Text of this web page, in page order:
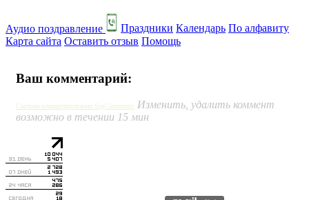
Аудио поздравление Праздники Календарь По алфавиту
Карта сайта Оставить отзыв Помощь
Ваш комментарий:
Система комментирования SigComments Изменить, удалить коммент
возможно в течении 15 мин